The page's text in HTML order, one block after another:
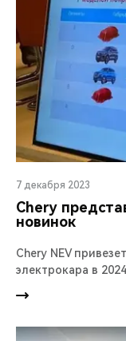
7 декабря 2023
Chery
новинок
Chery NEV
электрокара в